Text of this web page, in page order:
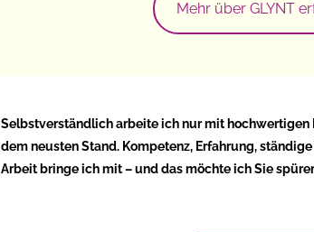
Mehr über GLYNT
Selbstverständlich arbeite ich nur mit hochwertigen
dem neusten Stand. Kompetenz, Erfahrung,
Arbeit bringe ich mit – und das möchte ich Sie